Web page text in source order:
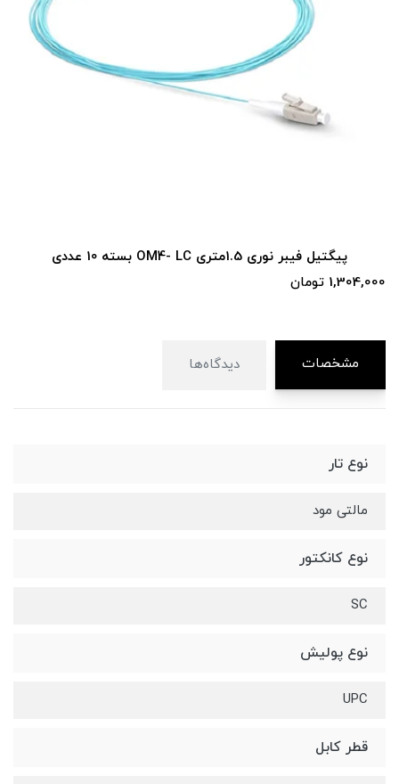
پیگتیل فیبر نوری 1.5متری OM4- LC بسته 10 عددی
1,304,000 تومان
مشخصات دیدگاه‌ها
نوع تار
مالتی مود
نوع کانکتور
SC
نوع پولیش
UPC
قطر کابل